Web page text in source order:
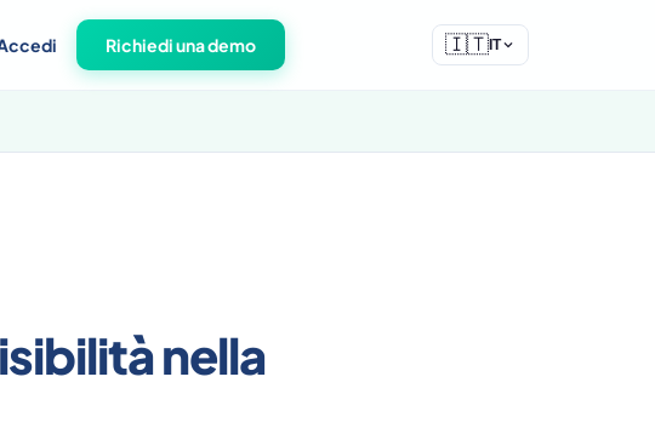
Richiedi una demo 🇮🇹IT
nella